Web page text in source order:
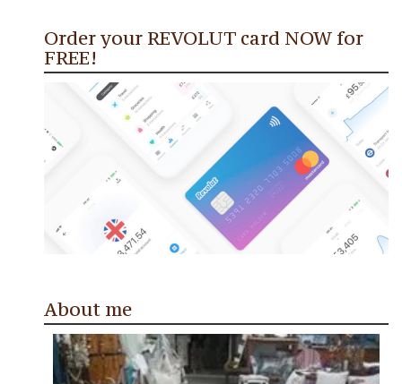
Order your REVOLUT card NOW for
FREE!
About me